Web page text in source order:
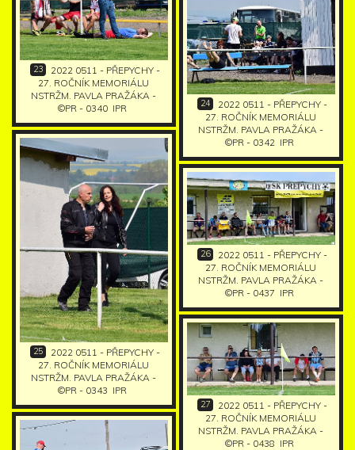
23
2022 0511 - PŘEPYCHY -
27. ROČNÍK MEMORIÁLU
NSTRŽM. PAVLA PRAŽÁKA -
©PR - 0340 IPR 24
2022 0511 - PŘEPYCHY -
27. ROČNÍK MEMORIÁLU
NSTRŽM. PAVLA PRAŽÁKA -
©PR - 0342 IPR
25
2022 0511 - PŘEPYCHY -
27. ROČNÍK MEMORIÁLU
NSTRŽM. PAVLA PRAŽÁKA -
©PR - 0343 IPR
26
2022 0511 - PŘEPYCHY -
27. ROČNÍK MEMORIÁLU
NSTRŽM. PAVLA PRAŽÁKA -
©PR - 0437 IPR
27
2022 0511 - PŘEPYCHY -
27. ROČNÍK MEMORIÁLU
NSTRŽM. PAVLA PRAŽÁKA -
©PR - 0438 IPR